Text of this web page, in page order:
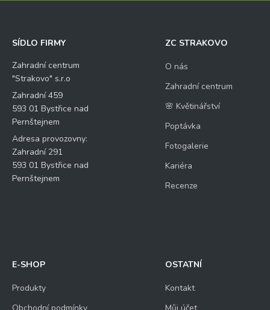
SÍDLO FIRMY
Zahradní centrum
"Strakovo" s.r.o
Zahradní 459
593 01 Bystřice nad
Pernštejnem
Adresa provozovny:
Zahradní 291
593 01 Bystřice nad
Pernštejnem
ZC STRAKOVO
O nás
Zahradní centrum
🌸 Květinářství
Poptávka
Fotogalerie
Kariéra
Recenze
E-SHOP
Produkty
Obchodní podmínky
OSTATNÍ
Kontakt
Můj účet